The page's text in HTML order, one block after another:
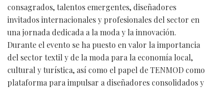
consagrados, talentos emergentes, diseñadores
invitados internacionales y profesionales del sector en
una jornada dedicada a la moda y la innovación.
Durante el evento se ha puesto en valor la importancia
del sector textil y de la moda para la economía local,
cultural y turística, así como el papel de TENMOD como
plataforma para impulsar a diseñadores consolidados y